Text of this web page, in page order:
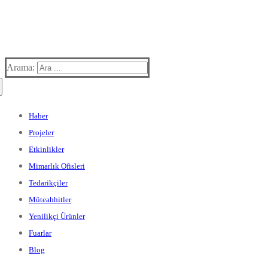
Arama:
Haber
Projeler
Etkinlikler
Mimarlık Ofisleri
Tedarikçiler
Müteahhitler
Yenilikçi Ürünler
Fuarlar
Blog